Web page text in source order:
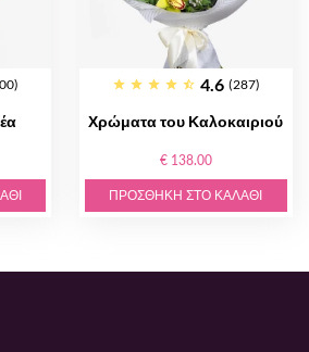
4.6 (287)
Χρώματα του Καλοκαιριού
€ 138.00
ΠΡΟΣΘΉΚΗ ΣΤΟ ΚΑΛΆΘΙ